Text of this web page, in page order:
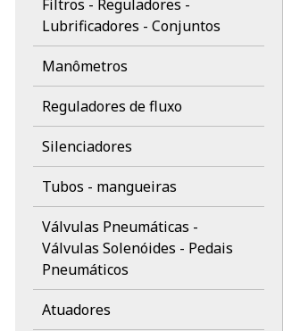
Filtros - Reguladores -
Lubrificadores - Conjuntos
Manômetros
Reguladores de fluxo
Silenciadores
Tubos - mangueiras
Válvulas Pneumáticas -
Válvulas Solenóides - Pedais
Pneumáticos
Atuadores